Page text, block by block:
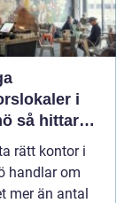
i
rätt läge
lokal
rätt kontor i
handlar om
mer än antal